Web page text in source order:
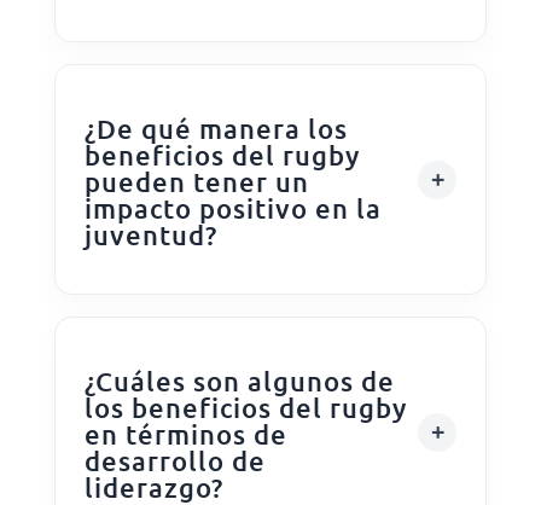
¿De qué manera los
beneficios del rugby
pueden tener un
impacto positivo en la
juventud?
¿Cuáles son algunos de
los beneficios del rugby
en términos de
desarrollo de
liderazgo?